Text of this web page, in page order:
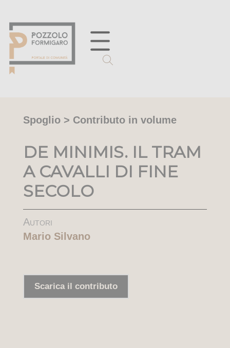
Spoglio > Contributo in volume
DE MINIMIS. IL TRAM
A CAVALLI DI FINE
SECOLO
Autori
Mario Silvano
Scarica il contributo